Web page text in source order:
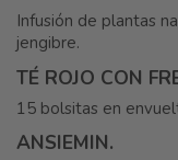
Infusión de plantas
jengibre.
TÉ ROJO CON
15 bolsitas en
ANSIEMIN.